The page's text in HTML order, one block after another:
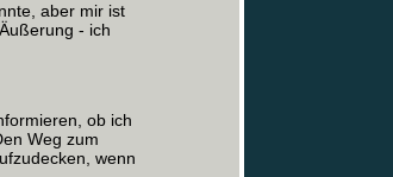
aber mir ist
‑ ich
ob ich
Weg zum
wenn